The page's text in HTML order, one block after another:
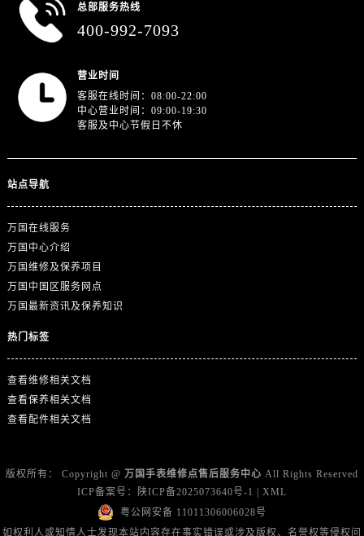
澳门特别行政区花王堂区大三巴商圈万国售后服务中心（需提前预约）
福建省厦门市思明区湖滨东路95号万象城华润大厦B座11层1104室万国售后服务中心（需提前预约）
总部服务热线
400-992-7093
营业时间
客服在线时间：08:00-22:00
中心营业时间：09:00-19:30
客服及中心节假日不休
站点导航
万国在线服务
万国中心介绍
万国维修及保养项目
万国中国区服务网点
万国最新资讯及保养知识
热门标签
查看维修相关文档
查看保养相关文档
查看配件相关文档
版权所有： Copyright @ 万国手表维修点售后服务中心 All Rights Reserved
ICP备案号：
陕ICP备2025073640号-1 | XML
粤公网安备 11011306006028号
如权利人或知情人士发现本站内容存在事实错误或涉及版权、名誉权等侵权问